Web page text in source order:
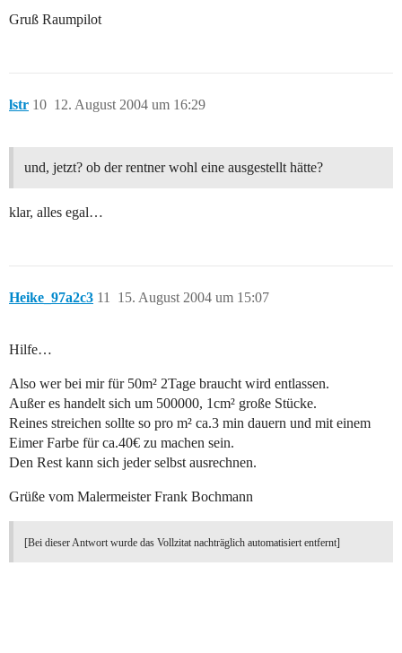
Gruß Raumpilot
lstr 12. August 2004 um 16:29
10
und, jetzt? ob der rentner wohl eine ausgestellt hätte?
klar, alles egal…
Heike_97a2c3 15. August 2004 um 15:07
11
Hilfe…
Also wer bei mir für 50m² 2Tage braucht wird entlassen.
Außer es handelt sich um 500000, 1cm² große Stücke.
Reines streichen sollte so pro m² ca.3 min dauern und mit einem
Eimer Farbe für ca.40€ zu machen sein.
Den Rest kann sich jeder selbst ausrechnen.
Grüße vom Malermeister Frank Bochmann
[Bei dieser Antwort wurde das Vollzitat nachträglich automatisiert entfernt]